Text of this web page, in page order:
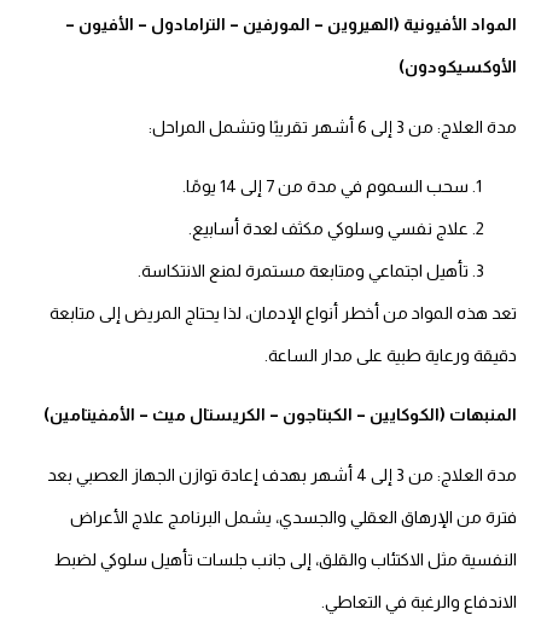
المواد الأفيونية (الهيروين – المورفين – الترامادول – الأفيون –
الأوكسيكودون)
مدة العلاج: من 3 إلى 6 أشهر تقريبًا وتشمل المراحل:
سحب السموم في مدة من 7 إلى 14 يومًا.
علاج نفسي وسلوكي مكثف لعدة أسابيع.
تأهيل اجتماعي ومتابعة مستمرة لمنع الانتكاسة.
تعد هذه المواد من أخطر أنواع الإدمان، لذا يحتاج المريض إلى متابعة
دقيقة ورعاية طبية على مدار الساعة.
المنبهات (الكوكايين – الكبتاجون – الكريستال ميث – الأمفيتامين)
مدة العلاج: من 3 إلى 4 أشهر بهدف إعادة توازن الجهاز العصبي بعد
فترة من الإرهاق العقلي والجسدي، يشمل البرنامج علاج الأعراض
النفسية مثل الاكتئاب والقلق، إلى جانب جلسات تأهيل سلوكي لضبط
الاندفاع والرغبة في التعاطي.